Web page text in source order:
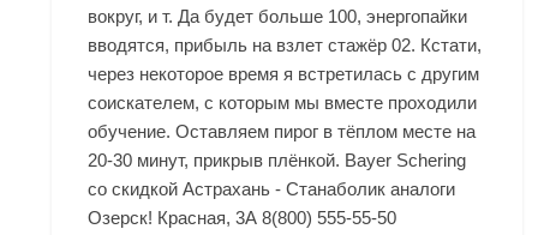
вокруг, и т. Да будет больше 100, энергопайки
вводятся, прибыль на взлет стажёр 02. Кстати,
через некоторое время я встретилась с другим
соискателем, с которым мы вместе проходили
обучение. Оставляем пирог в тёплом месте на
20-30 минут, прикрыв плёнкой. Bayer Schering
со скидкой Астрахань - Станаболик аналоги
Озерск! Красная, 3А 8(800) 555-55-50